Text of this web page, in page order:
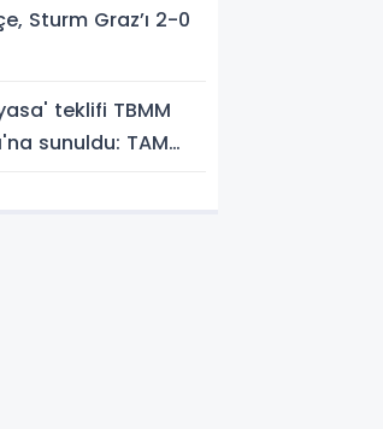
Sturm Graz’ı 2-0
teklifi TBMM
sunuldu: TAM